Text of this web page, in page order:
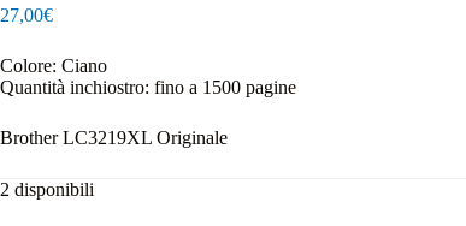
27,00€
Colore: Ciano
Quantità inchiostro: fino a 1500 pagine
Brother LC3219XL Originale
2 disponibili